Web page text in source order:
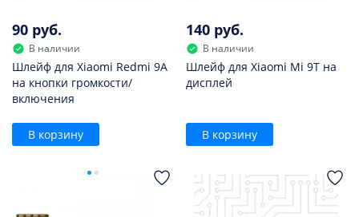
90 руб.
В наличии
Шлейф для Xiaomi Redmi 9A
на кнопки громкости/
включения
В корзину
140 руб.
В наличии
Шлейф для Xiaomi Mi 9T на
дисплей
В корзину